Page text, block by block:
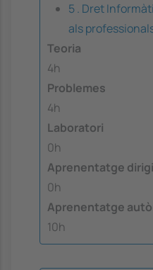
5 . Dret
als
Teoria
4h
Problemes
4h
Laboratori
0h
Aprenentatge
0h
Aprenentatge
10h